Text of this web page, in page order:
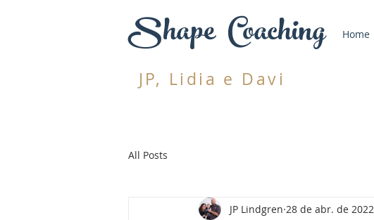
Shape Coaching Home
JP, Lidia e Davi
All Posts
JP Lindgren 28 de abr. de 2022